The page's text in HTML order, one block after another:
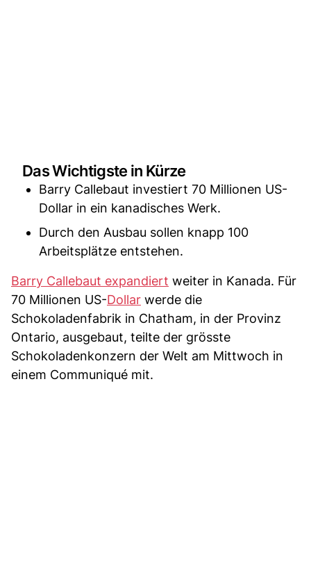
Das Wichtigste in Kürze
Barry Callebaut investiert 70 Millionen US-
Dollar in ein kanadisches Werk.
Durch den Ausbau sollen knapp 100
Arbeitsplätze entstehen.
Barry Callebaut expandiert weiter in Kanada. Für
70 Millionen US-Dollar werde die
Schokoladenfabrik in Chatham, in der Provinz
Ontario, ausgebaut, teilte der grösste
Schokoladenkonzern der Welt am Mittwoch in
einem Communiqué mit.